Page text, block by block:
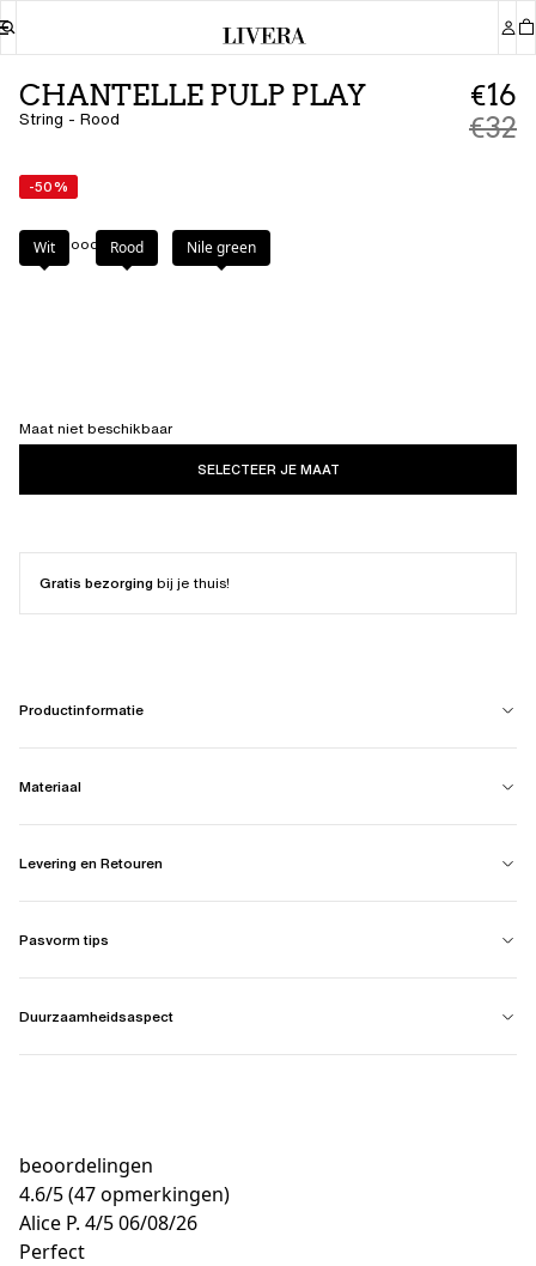
CHANTELLE PULP PLAY
String - Rood
€16
€32
-50%
Kleur: Rood
Wit Rood Nile green
Maat niet beschikbaar
SELECTEER JE MAAT
Gratis bezorgingbij je thuis!
Productinformatie
Materiaal
Levering en Retouren
Pasvorm tips
Duurzaamheidsaspect
beoordelingen
4.6/5(47 opmerkingen)
Alice P. 4/506/08/26
Perfect